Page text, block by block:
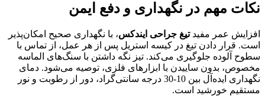
نکات مهم در نگهداری و دفع ایمن
افزایش عمر مفیدتیغ جراحی ایندکس، با نگهداری صحیح امکان‌پذیر
است. قرار دادن تیغ در کیسه استریل پس از هر عمل، از تماس با
سطوح آلوده جلوگیری می‌کند. تیز نگه داشتن با سنگ‌های الماسه
مخصوص، بدون ساییدن با ابزارهای فلزی، توصیه می‌شود. دمای
نگهداری ایده‌آل بین 10-30 درجه سانتی‌گراد، دور از رطوبت و نور
مستقیم خورشید است.